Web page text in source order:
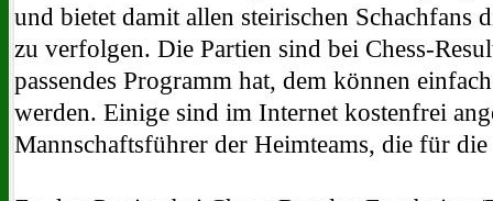
und bietet damit allen steirischen Schachfans
zu verfolgen. Die Partien sind bei Chess-
passendes Programm hat, dem können
werden. Einige sind im Internet kostenfrei
Mannschaftsführer der Heimteams, die für